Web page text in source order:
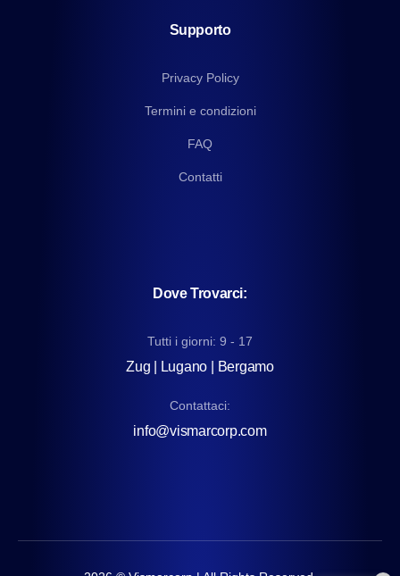
Supporto
Privacy Policy
Termini e condizioni
FAQ
Contatti
Dove Trovarci:
Tutti i giorni: 9 - 17
Zug | Lugano | Bergamo
Contattaci:
info@vismarcorp.com